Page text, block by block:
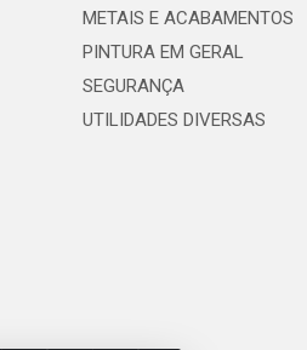
METAIS E ACABAMENTOS
PINTURA EM GERAL
SEGURANÇA
UTILIDADES DIVERSAS